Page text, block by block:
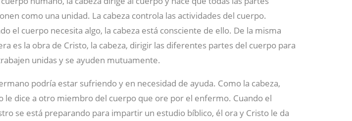
como una unidad. La cabeza controla las actividades del cuerpo.
el cuerpo necesita algo, la cabeza está consciente de ello. De la misma
es la obra de Cristo, la cabeza, dirigir las diferentes partes del cuerpo para
unidas y se ayuden mutuamente.
podría estar sufriendo y en necesidad de ayuda. Como la cabeza,
le dice a otro miembro del cuerpo que ore por el enfermo. Cuando el
se está preparando para impartir un estudio bíblico, él ora y Cristo le da